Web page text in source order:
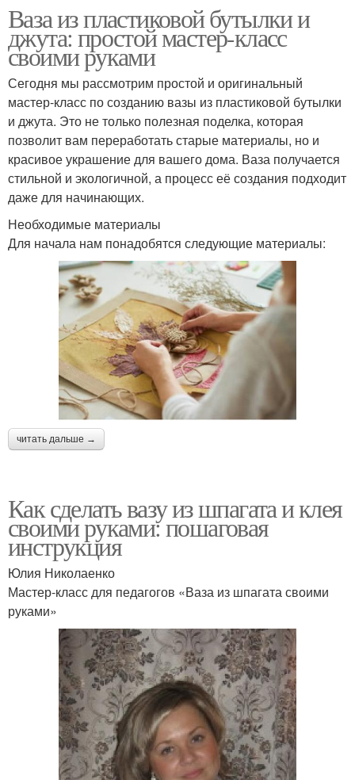
Ваза из пластиковой бутылки и
джута: простой мастер-класс
своими руками
Сегодня мы рассмотрим простой и оригинальный
мастер-класс по созданию вазы из пластиковой бутылки
и джута. Это не только полезная поделка, которая
позволит вам переработать старые материалы, но и
красивое украшение для вашего дома. Ваза получается
стильной и экологичной, а процесс её создания подходит
даже для начинающих.
Необходимые материалы
Для начала нам понадобятся следующие материалы:
читать дальше →
Как сделать вазу из шпагата и клея
своими руками: пошаговая
инструкция
Юлия Николаенко
Мастер-класс для педагогов «Ваза из шпагата своими
руками»